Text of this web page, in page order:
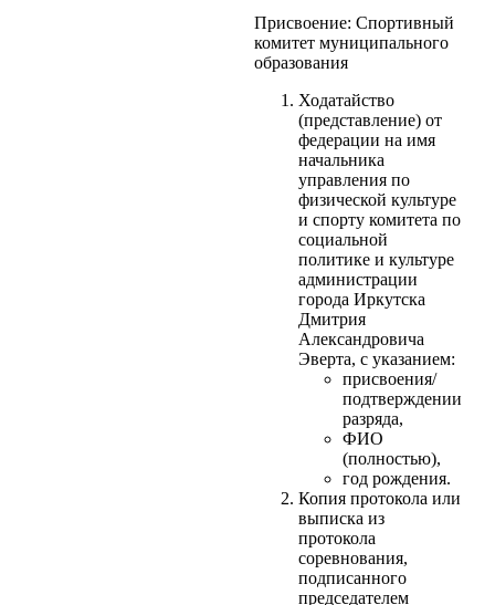
Присвоение: Спортивный
комитет муниципального
образования
Ходатайство
(представление) от
федерации на имя
начальника
управления по
физической культуре
и спорту комитета по
социальной
политике и культуре
администрации
города Иркутска
Дмитрия
Александровича
Эверта, с указанием:
присвоения/
подтверждении
разряда,
ФИО
(полностью),
год рождения.
Копия протокола или
выписка из
протокола
соревнования,
подписанного
председателем